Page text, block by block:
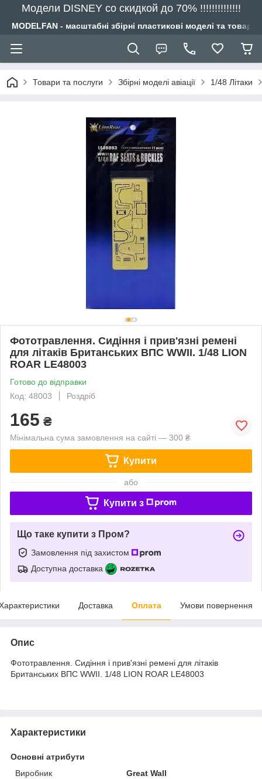
Модели DISNEY со скидкой до 70% !!!!!!!!!!!!!!
MODELFAN - масштабні збірні пластикові моделі та
Товари та послуги Збірні моделі авіації 1/48 Літаки
Фототравлення. Сидіння і прив'язні ремені
для літаків Британських ВПС WWII. 1/48 LION
ROAR LE48003
Готово до відправки
Код: 48003
Роздріб
165 ₴
Мінімальна сума замовлення на сайті — 300 ₴
Купити
або
Купити з
Що таке купити з Пром?
Замовлення під захистом
Доступна доставка
Доставка Оплата Умови повернення
Опис
Фототравлення. Сидіння і прив'язні ремені для літаків
Британських ВПС WWII. 1/48 LION ROAR LE48003
Характеристики
Основні атрибути
Виробник
Great Wall